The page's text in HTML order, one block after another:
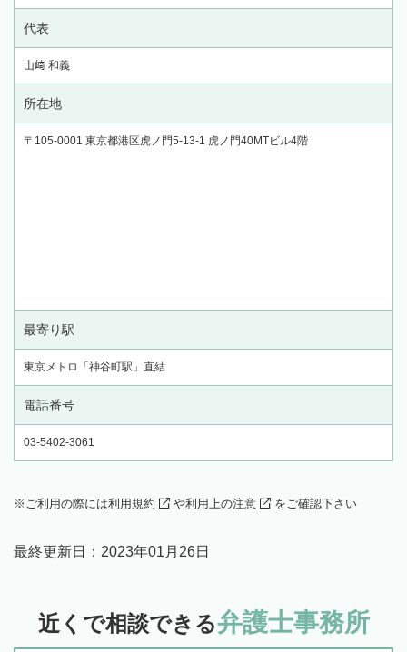
代表
山﨑 和義
所在地
〒105-0001 東京都港区虎ノ門5-13-1 虎ノ門40MTビル4階
最寄り駅
東京メトロ「神谷町駅」直結
電話番号
03-5402-3061
ご利用の際には利用規約 や利用上の注意 をご確認下さい
最終更新日： 2023年01月26日
近くで相談できる弁護士事務所